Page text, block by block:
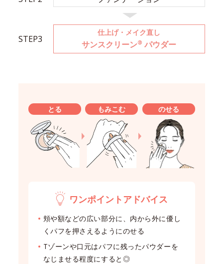
STEP3
仕上げ・メイク直し
サンスクリーン® パウダー
とる もみこむ のせる
ワンポイントアドバイス
頬や額などの広い部分に、内から外に優し
くパフを押さえるようにのせる
Tゾーンや口元はパフに残ったパウダーを
なじませる程度にすると◎